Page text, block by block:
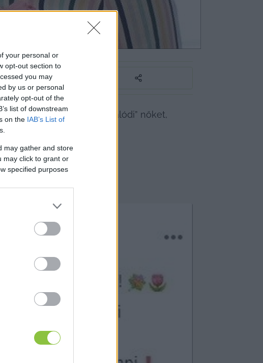
your personal or
opt-out section to
you may
by us or personal
opt-out of the
list of downstream
on the IAB’s List of
may gather and store
may click to grant or
specified purposes
kérdés
csupán köszöntse a „valódi” nőket,